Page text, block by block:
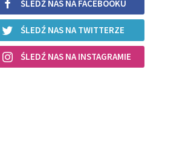
ŚLEDŹ NAS NA FACEBOOKU
ŚLEDŹ NAS NA TWITTERZE
ŚLEDŹ NAS NA INSTAGRAMIE